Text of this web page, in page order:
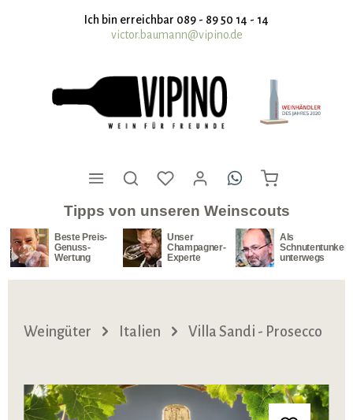
springenIch bin erreichbar 089 - 89 50 14 - 14
victor.baumann@vipino.de
Tipps von unseren Weinscouts
Beste Preis-
Genuss-
Wertung
Unser
Champagner-
Experte
Als
Schnutentunker
unterwegs
Weingüter Italien Villa Sandi - Prosecco
Bildergalerie überspringen